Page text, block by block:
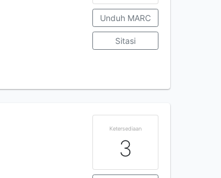
Unduh MARC
Sitasi
Ketersediaan
3